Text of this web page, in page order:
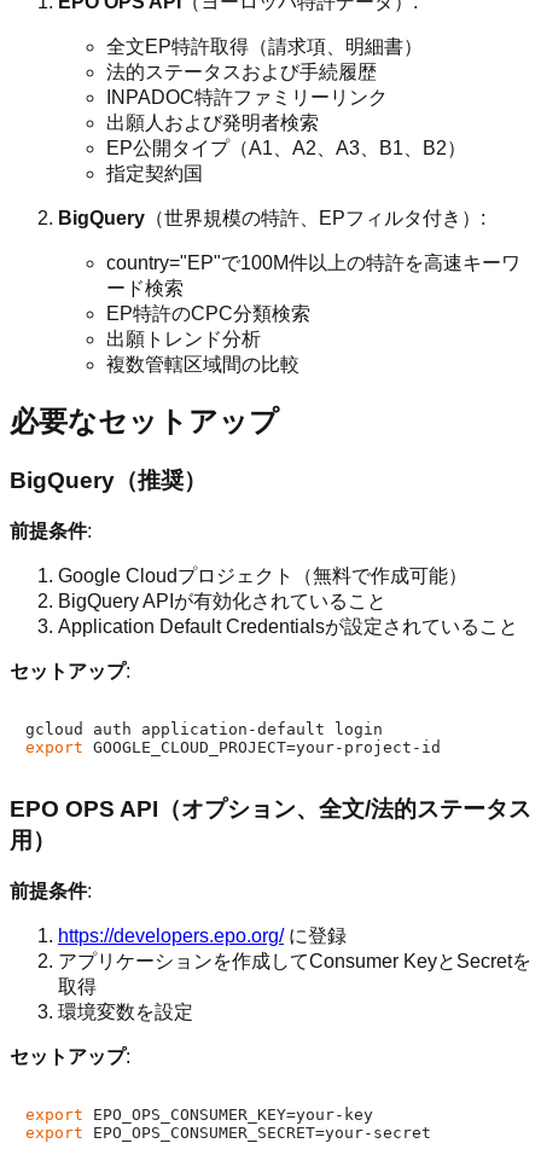
全文EP特許取得（請求項、明細書）
法的ステータスおよび手続履歴
INPADOC特許ファミリーリンク
出願人および発明者検索
EP公開タイプ（A1、A2、A3、B1、B2）
指定契約国
BigQuery （世界規模の特許、EPフィルタ付き）:
country="EP"で100M件以上の特許を高速キーワ
ード検索
EP特許のCPC分類検索
出願トレンド分析
複数管轄区域間の比較
必要なセットアップ
BigQuery（推奨）
前提条件:
Google Cloudプロジェクト（無料で作成可能）
BigQuery APIが有効化されていること
Application Default Credentialsが設定されていること
セットアップ:
export
EPO OPS API（オプション、全文/法的ステータス
用）
前提条件:
https://developers.epo.org/に登録
アプリケーションを作成してConsumer KeyとSecretを
取得
環境変数を設定
セットアップ:
export
export